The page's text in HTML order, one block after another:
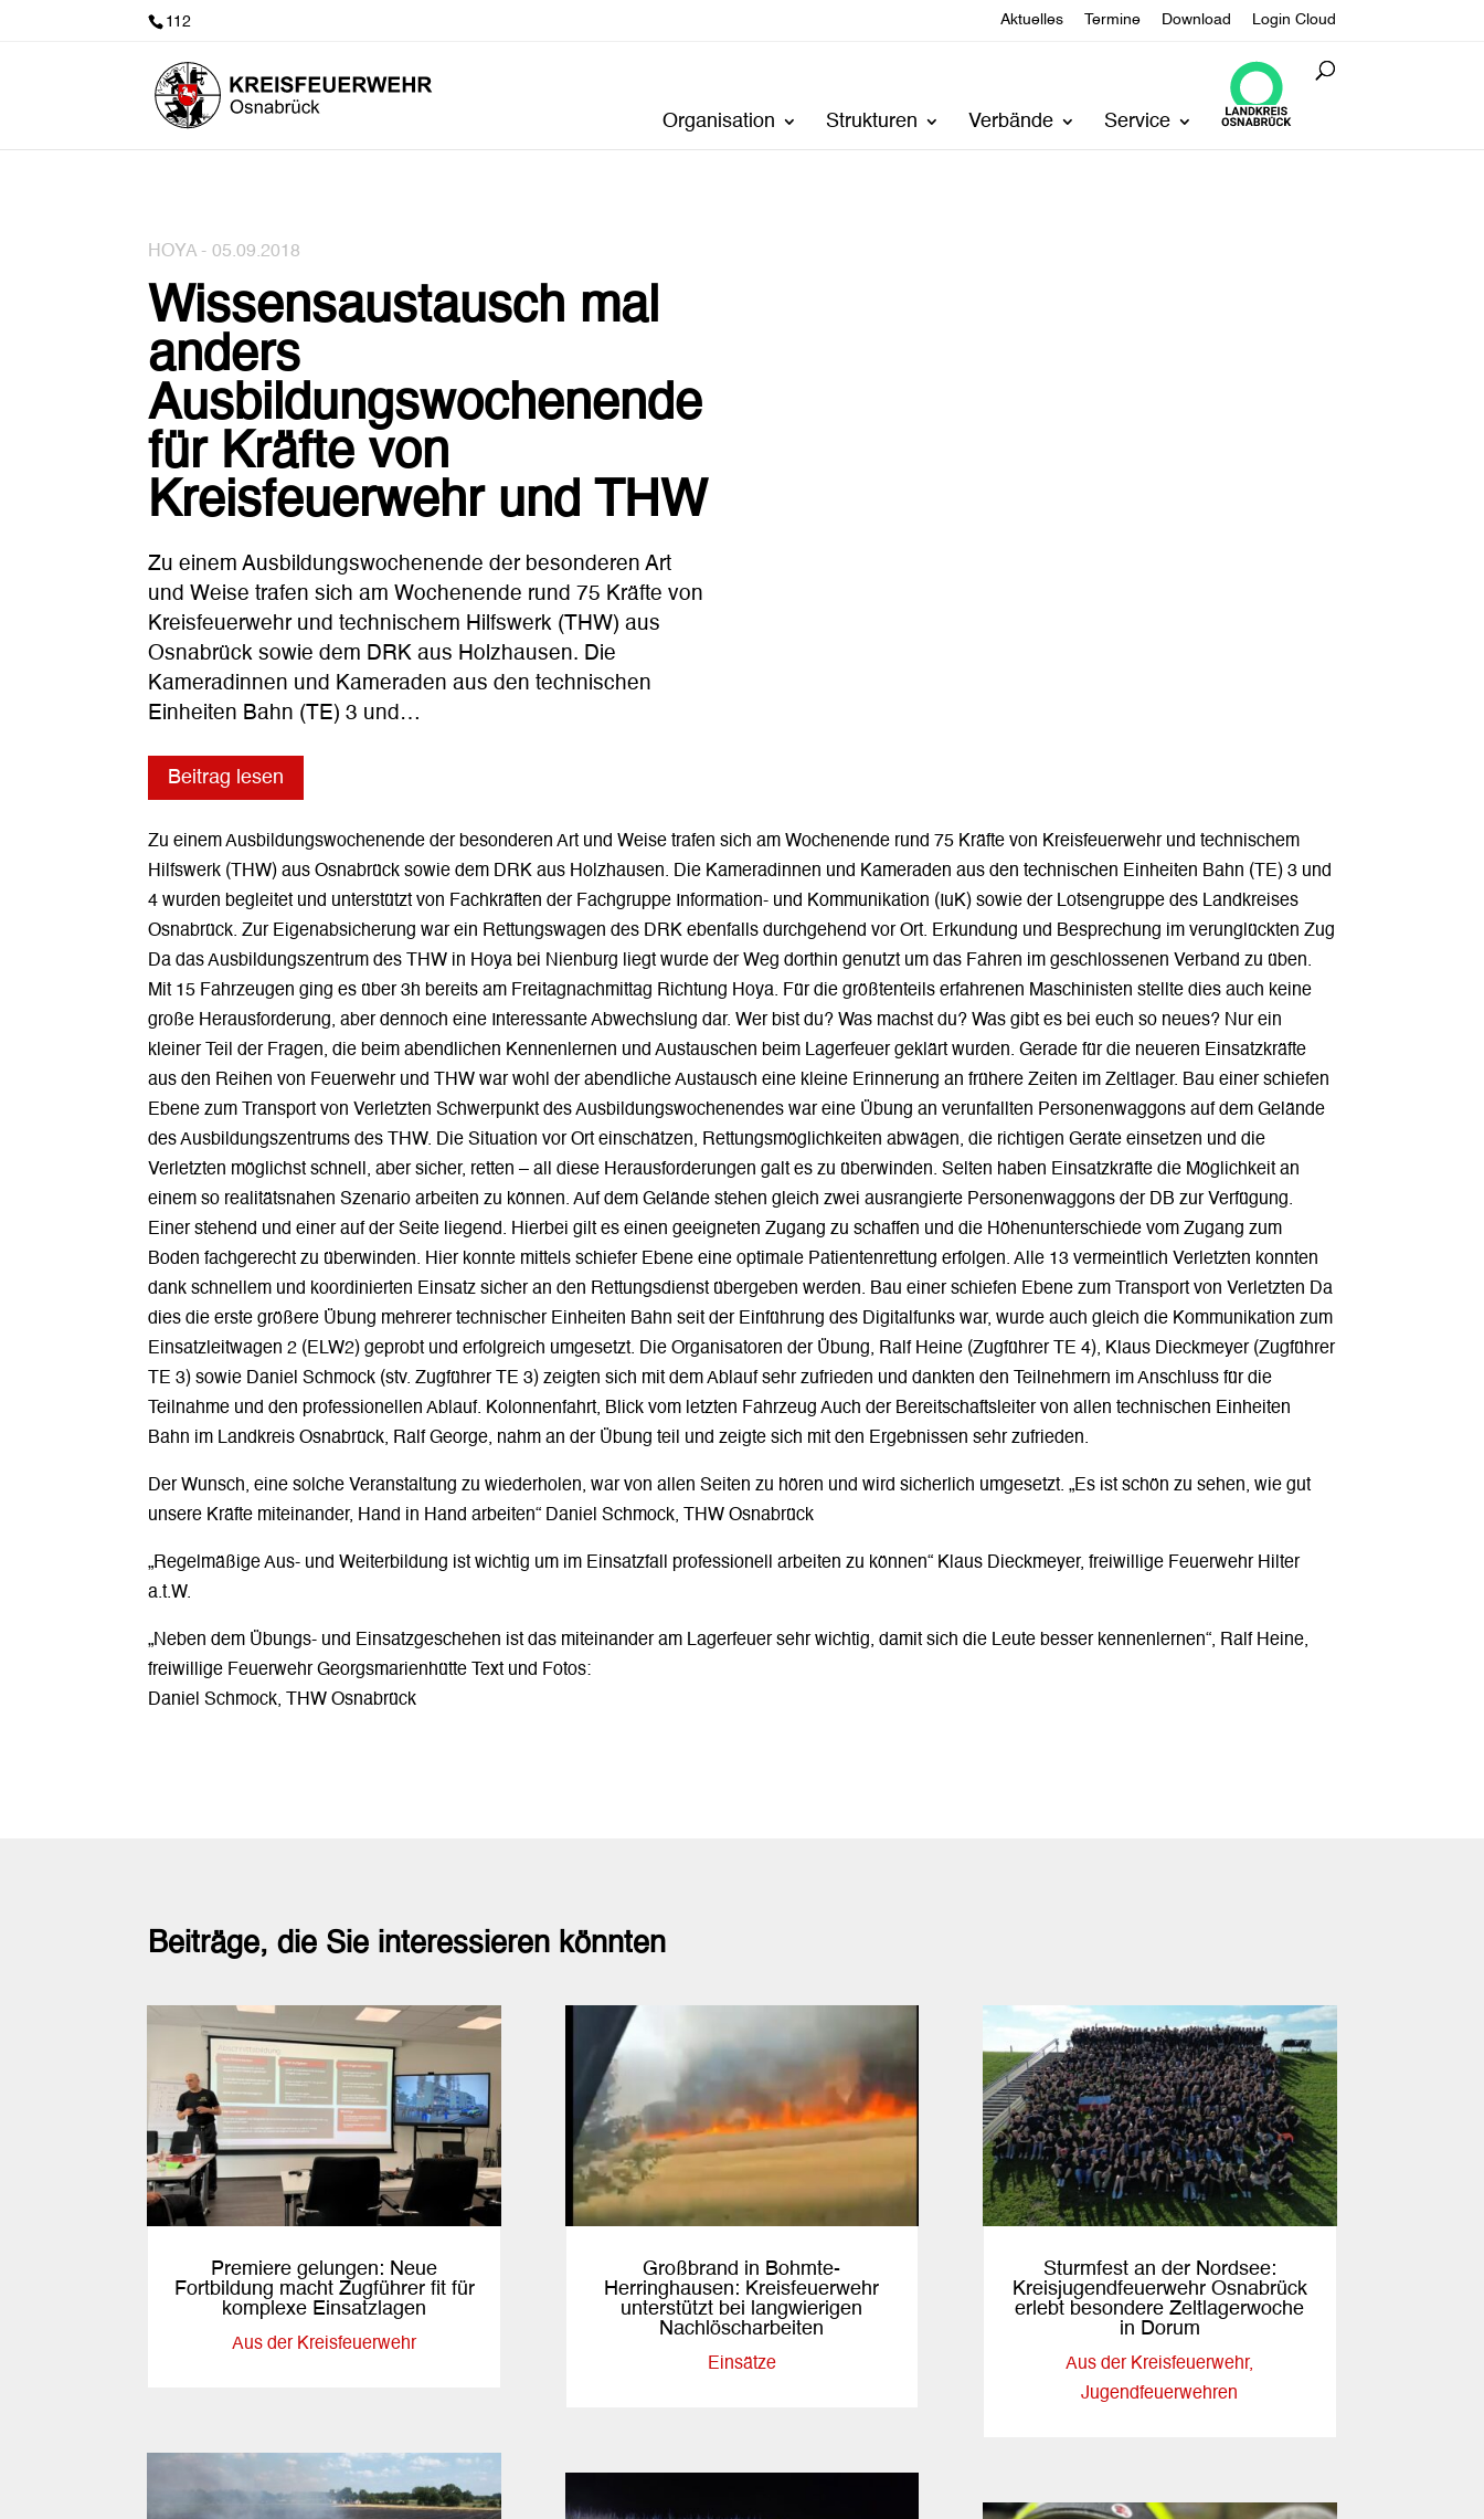
112 Aktuelles Termine Download Login Cloud
Organisation Strukturen Verbände Service
HOYA - 05.09.2018
Wissensaustausch mal
anders
Ausbildungswochenende
für Kräfte von
Kreisfeuerwehr und THW
Zu einem Ausbildungswochenende der besonderen Art
und Weise trafen sich am Wochenende rund 75 Kräfte von
Kreisfeuerwehr und technischem Hilfswerk (THW) aus
Osnabrück sowie dem DRK aus Holzhausen. Die
Kameradinnen und Kameraden aus den technischen
Einheiten Bahn (TE) 3 und…
Beitrag lesen
Zu einem Ausbildungswochenende der besonderen Art und Weise trafen sich am Wochenende rund 75 Kräfte von Kreisfeuerwehr und technischem
Hilfswerk (THW) aus Osnabrück sowie dem DRK aus Holzhausen. Die Kameradinnen und Kameraden aus den technischen Einheiten Bahn (TE) 3 und
4 wurden begleitet und unterstützt von Fachkräften der Fachgruppe Information- und Kommunikation (IuK) sowie der Lotsengruppe des Landkreises
Osnabrück. Zur Eigenabsicherung war ein Rettungswagen des DRK ebenfalls durchgehend vor Ort. Erkundung und Besprechung im verunglückten Zug
Da das Ausbildungszentrum des THW in Hoya bei Nienburg liegt wurde der Weg dorthin genutzt um das Fahren im geschlossenen Verband zu üben.
Mit 15 Fahrzeugen ging es über 3h bereits am Freitagnachmittag Richtung Hoya. Für die größtenteils erfahrenen Maschinisten stellte dies auch keine
große Herausforderung, aber dennoch eine Interessante Abwechslung dar. Wer bist du? Was machst du? Was gibt es bei euch so neues? Nur ein
kleiner Teil der Fragen, die beim abendlichen Kennenlernen und Austauschen beim Lagerfeuer geklärt wurden. Gerade für die neueren Einsatzkräfte
aus den Reihen von Feuerwehr und THW war wohl der abendliche Austausch eine kleine Erinnerung an frühere Zeiten im Zeltlager. Bau einer schiefen
Ebene zum Transport von Verletzten Schwerpunkt des Ausbildungswochenendes war eine Übung an verunfallten Personenwaggons auf dem Gelände
des Ausbildungszentrums des THW. Die Situation vor Ort einschätzen, Rettungsmöglichkeiten abwägen, die richtigen Geräte einsetzen und die
Verletzten möglichst schnell, aber sicher, retten – all diese Herausforderungen galt es zu überwinden. Selten haben Einsatzkräfte die Möglichkeit an
einem so realitätsnahen Szenario arbeiten zu können. Auf dem Gelände stehen gleich zwei ausrangierte Personenwaggons der DB zur Verfügung.
Einer stehend und einer auf der Seite liegend. Hierbei gilt es einen geeigneten Zugang zu schaffen und die Höhenunterschiede vom Zugang zum
Boden fachgerecht zu überwinden. Hier konnte mittels schiefer Ebene eine optimale Patientenrettung erfolgen. Alle 13 vermeintlich Verletzten konnten
dank schnellem und koordinierten Einsatz sicher an den Rettungsdienst übergeben werden. Bau einer schiefen Ebene zum Transport von Verletzten Da
dies die erste größere Übung mehrerer technischer Einheiten Bahn seit der Einführung des Digitalfunks war, wurde auch gleich die Kommunikation zum
Einsatzleitwagen 2 (ELW2) geprobt und erfolgreich umgesetzt. Die Organisatoren der Übung, Ralf Heine (Zugführer TE 4), Klaus Dieckmeyer (Zugführer
TE 3) sowie Daniel Schmock (stv. Zugführer TE 3) zeigten sich mit dem Ablauf sehr zufrieden und dankten den Teilnehmern im Anschluss für die
Teilnahme und den professionellen Ablauf. Kolonnenfahrt, Blick vom letzten Fahrzeug Auch der Bereitschaftsleiter von allen technischen Einheiten
Bahn im Landkreis Osnabrück, Ralf George, nahm an der Übung teil und zeigte sich mit den Ergebnissen sehr zufrieden.
Der Wunsch, eine solche Veranstaltung zu wiederholen, war von allen Seiten zu hören und wird sicherlich umgesetzt. „Es ist schön zu sehen, wie gut
unsere Kräfte miteinander, Hand in Hand arbeiten“ Daniel Schmock, THW Osnabrück
„Regelmäßige Aus- und Weiterbildung ist wichtig um im Einsatzfall professionell arbeiten zu können“ Klaus Dieckmeyer, freiwillige Feuerwehr Hilter
a.t.W.
„Neben dem Übungs- und Einsatzgeschehen ist das miteinander am Lagerfeuer sehr wichtig, damit sich die Leute besser kennenlernen“, Ralf Heine,
freiwillige Feuerwehr Georgsmarienhütte Text und Fotos:
Daniel Schmock, THW Osnabrück
Beiträge, die Sie interessieren könnten
Premiere gelungen: Neue
Fortbildung macht Zugführer fit für
komplexe Einsatzlagen
Aus der Kreisfeuerwehr
Großbrand in Bohmte-
Herringhausen: Kreisfeuerwehr
unterstützt bei langwierigen
Nachlöscharbeiten
Einsätze
Sturmfest an der Nordsee:
Kreisjugendfeuerwehr Osnabrück
erlebt besondere Zeltlagerwoche
in Dorum
Aus der Kreisfeuerwehr,
Jugendfeuerwehren